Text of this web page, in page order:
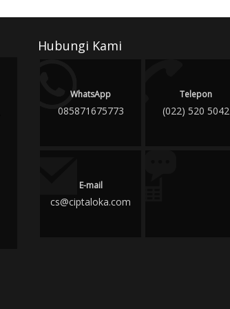
Hubungi Kami
WhatsApp
085871675773
Telepon
(022) 520 5042
E-mail
cs@ciptaloka.com